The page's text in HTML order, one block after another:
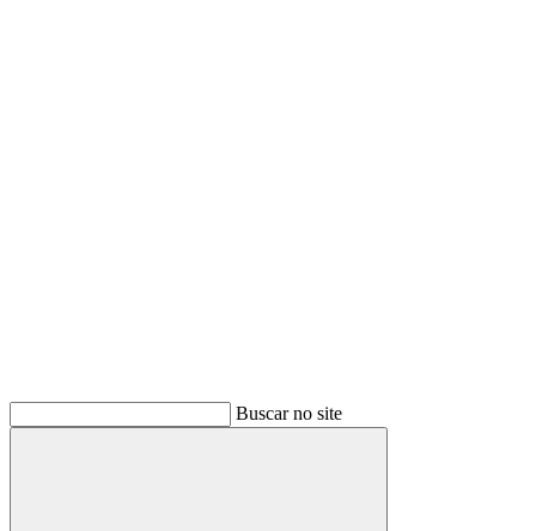
Buscar no site